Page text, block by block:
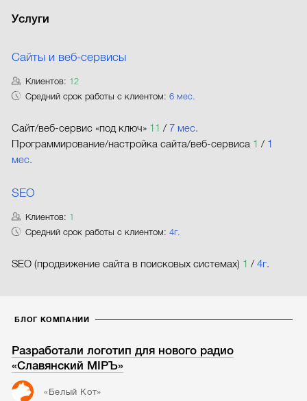
Услуги
Сайты и веб-сервисы
Клиентов: 12
Средний срок работы с клиентом:6 мес.
Сайт/веб-сервис «под ключ» 11 /7 мес.
Программирование/настройка сайта/веб-сервиса 1 / 1
мес.
SEO
Клиентов: 1
Средний срок работы с клиентом:4г.
SEO (продвижение сайта в поисковых системах) 1 /4г.
БЛОГ КОМПАНИИ
Разработали логотип для нового радио
«Славянский МIРЪ»
«Белый Кот»